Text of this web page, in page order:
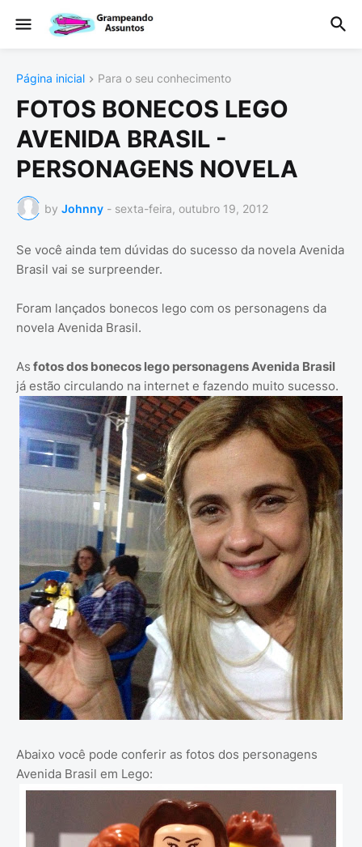
Página inicial Para o seu conhecimento
FOTOS BONECOS LEGO
AVENIDA BRASIL -
PERSONAGENS NOVELA
by Johnny - sexta-feira, outubro 19, 2012
Se você ainda tem dúvidas do sucesso da novela Avenida
Brasil vai se surpreender.
Foram lançados bonecos lego com os personagens da
novela Avenida Brasil.
As fotos dos bonecos lego personagens Avenida Brasil
já estão circulando na internet e fazendo muito sucesso.
Abaixo você pode conferir as fotos dos personagens
Avenida Brasil em Lego: